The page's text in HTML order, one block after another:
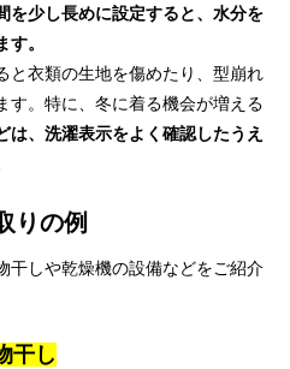
を少し長めに設定すると、水分を
。
と衣類の生地を傷めたり、型崩れ
す。特に、冬に着る機会が増える
は、洗濯表示をよく確認したうえ
りの例
干しや乾燥機の設備などをご紹介
干し